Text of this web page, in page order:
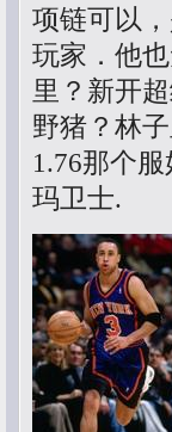
项链可以
玩家．他
里？新开
野猪？林
1.76那个
玛卫士.